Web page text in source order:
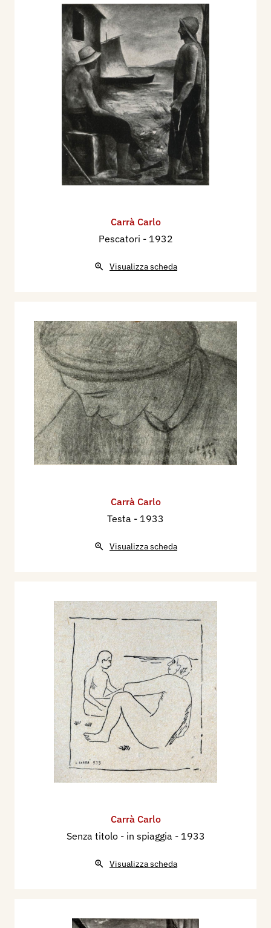
Carrà Carlo
Pescatori - 1932
Visualizza scheda
Carrà Carlo
Testa - 1933
Visualizza scheda
Carrà Carlo
Senza titolo - in spiaggia - 1933
Visualizza scheda